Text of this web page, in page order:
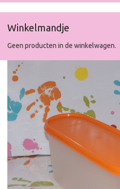
Winkelmandje
Geen producten in de winkelwagen.